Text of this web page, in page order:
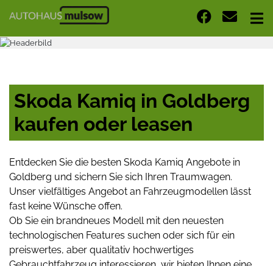
Skoda Kamiq in Goldberg
kaufen oder leasen
Entdecken Sie die besten Skoda Kamiq Angebote in
Goldberg und sichern Sie sich Ihren Traumwagen.
Unser vielfältiges Angebot an Fahrzeugmodellen lässt
fast keine Wünsche offen.
Ob Sie ein brandneues Modell mit den neuesten
technologischen Features suchen oder sich für ein
preiswertes, aber qualitativ hochwertiges